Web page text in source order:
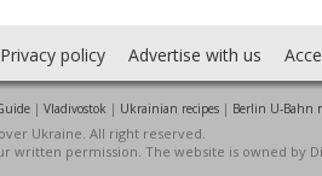
Privacy policy Advertise with us
| Vladivostok | Ukrainian recipes| Berlin U-Bahn
Ukraine. All right reserved.
permission. The website is owned by